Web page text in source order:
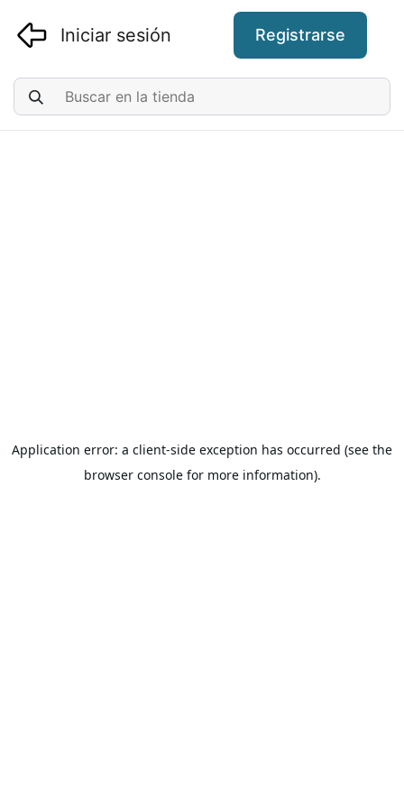
Iniciar sesión Registrarse